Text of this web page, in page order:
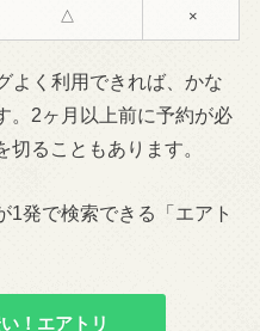
△ ×
よく利用できれば、かな
。2ヶ月以上前に予約が必
ることもあります。
1発で検索できる「エアト
！エアトリ